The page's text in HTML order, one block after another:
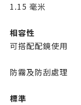
1.15 毫米
相容性
可搭配配鏡使用
防霧及防刮處理
標準